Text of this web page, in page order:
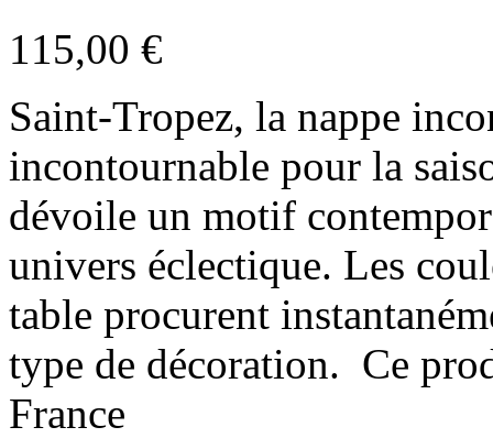
115,00 €
Saint-Tropez, la nappe
incontournable pour la
dévoile un motif
univers éclectique. Les
table procurent
type de décoration. Ce
France